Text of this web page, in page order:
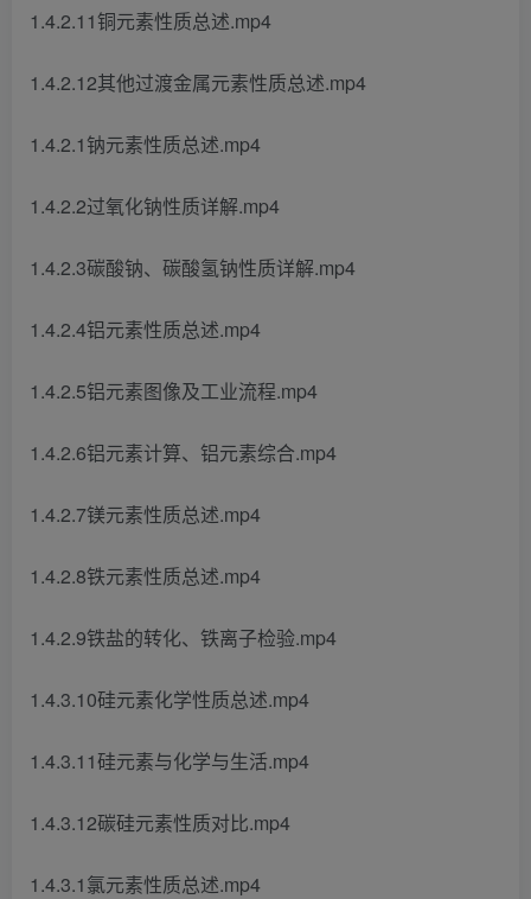
1.4.2.11铜元素性质总述.mp4
1.4.2.12其他过渡金属元素性质总述.mp4
1.4.2.1钠元素性质总述.mp4
1.4.2.2过氧化钠性质详解.mp4
1.4.2.3碳酸钠、碳酸氢钠性质详解.mp4
1.4.2.4铝元素性质总述.mp4
1.4.2.5铝元素图像及工业流程.mp4
1.4.2.6铝元素计算、铝元素综合.mp4
1.4.2.7镁元素性质总述.mp4
1.4.2.8铁元素性质总述.mp4
1.4.2.9铁盐的转化、铁离子检验.mp4
1.4.3.10硅元素化学性质总述.mp4
1.4.3.11硅元素与化学与生活.mp4
1.4.3.12碳硅元素性质对比.mp4
1.4.3.1氯元素性质总述.mp4